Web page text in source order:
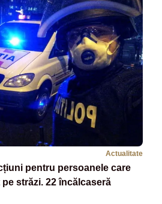
Actualitate
pentru persoanele care
străzi. 22 încălcaseră